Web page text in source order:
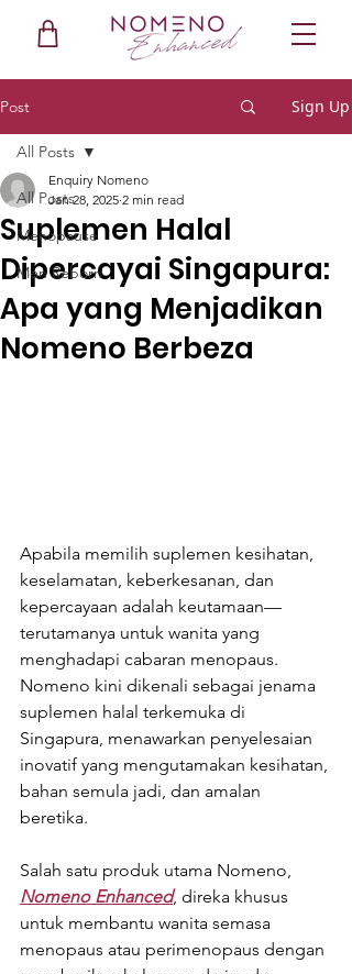
Post Sign Up
All Posts
Menopause
Men Reborn
All Posts
Suplemen Halal
Dipercayai Singapura:
Apa yang Menjadikan
Nomeno Berbeza
Enquiry Nomeno
Jan 28, 2025 2 min read
Apabila memilih suplemen kesihatan,
keselamatan, keberkesanan, dan
kepercayaan adalah keutamaan—
terutamanya untuk wanita yang
menghadapi cabaran menopaus.
Nomeno kini dikenali sebagai jenama
suplemen halal terkemuka di
Singapura, menawarkan penyelesaian
inovatif yang mengutamakan kesihatan,
bahan semula jadi, dan amalan
beretika.
Salah satu produk utama Nomeno,
Nomeno Enhanced, direka khusus
untuk membantu wanita semasa
menopaus atau perimenopaus dengan